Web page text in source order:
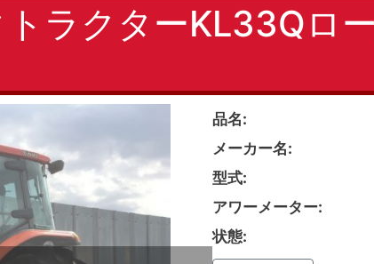
ラクターKL33Qロ
品名
メーカー名
型式
アワーメーター
状態